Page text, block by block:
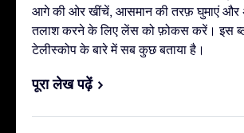
आगे की ओर खींचें, आसमान की तरफ़ घुमाएं और
तलाश करने के लिए लेंस को फ़ोकस करें। इस
टेलीस्कोप के बारे में सब कुछ बताया है।
पूरा लेख पढ़ें